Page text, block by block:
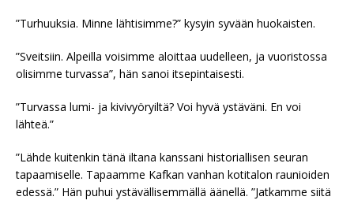
”Turhuuksia. Minne lähtisimme?” kysyin syvään huokaisten.
”Sveitsiin. Alpeilla voisimme aloittaa uudelleen, ja vuoristossa
olisimme turvassa”, hän sanoi itsepintaisesti.
”Turvassa lumi- ja kivivyöryiltä? Voi hyvä ystäväni. En voi
lähteä.”
”Lähde kuitenkin tänä iltana kanssani historiallisen seuran
tapaamiselle. Tapaamme Kafkan vanhan kotitalon raunioiden
edessä.” Hän puhui ystävällisemmällä äänellä. ”Jatkamme siitä